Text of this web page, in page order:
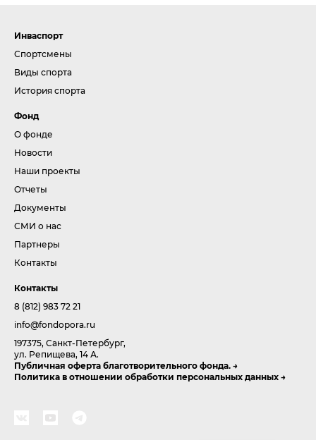
Инваспорт
Спортсмены
Виды спорта
История спорта
Фонд
О фонде
Новости
Наши проекты
Отчеты
Документы
СМИ о нас
Партнеры
Контакты
Контакты
8 (812) 983 72 21
info@fondopora.ru
197375, Санкт-Петербург,
ул. Репищева, 14 А.
Публичная оферта благотворительного фонда.
Политика в отношении обработки персональных данных